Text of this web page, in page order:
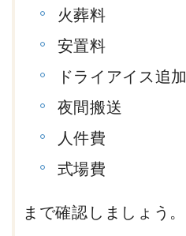
火葬料
安置料
ドライアイス追加
夜間搬送
人件費
式場費
まで確認しましょう。